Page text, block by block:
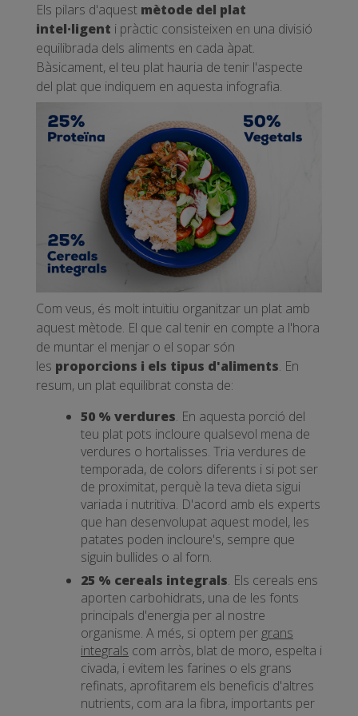
Els pilars d'aquest mètode del plat
intel·ligent i pràctic consisteixen en una divisió
equilibrada dels aliments en cada àpat.
Bàsicament, el teu plat hauria de tenir l'aspecte
del plat que indiquem en aquesta infografia.
Com veus, és molt intuïtiu organitzar un plat amb
aquest mètode. El que cal tenir en compte a l'hora
de muntar el menjar o el sopar són
les proporcions i els tipus d'aliments. En
resum, un plat equilibrat consta de:
50 % verdures. En aquesta porció del
teu plat pots incloure qualsevol mena de
verdures o hortalisses. Tria verdures de
temporada, de colors diferents i si pot ser
de proximitat, perquè la teva dieta sigui
variada i nutritiva. D'acord amb els experts
que han desenvolupat aquest model, les
patates poden incloure's, sempre que
siguin bullides o al forn.
25 % cereals integrals. Els cereals ens
aporten carbohidrats, una de les fonts
principals d'energia per al nostre
organisme. A més, si optem per grans
integrals com arròs, blat de moro, espelta i
civada, i evitem les farines o els grans
refinats, aprofitarem els beneficis d'altres
nutrients, com ara la fibra, importants per